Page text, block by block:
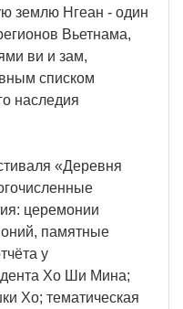
землю Нгеан - один
Вьетнама,
ви и зам,
списком
наследия
«Деревня
церемонии
памятные
у
Хо Ши Мина;
Хо; тематическая